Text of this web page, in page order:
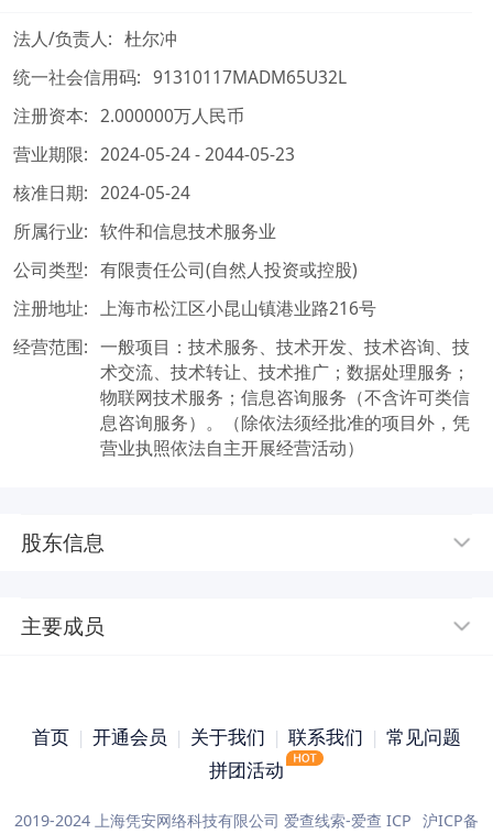
法人/负责人: 杜尔冲
统一社会信用码: 91310117MADM65U32L
注册资本: 2.000000万人民币
营业期限: 2024-05-24 - 2044-05-23
核准日期: 2024-05-24
所属行业: 软件和信息技术服务业
公司类型: 有限责任公司(自然人投资或控股)
注册地址: 上海市松江区小昆山镇港业路216号
经营范围: 一般项目：技术服务、技术开发、技术咨询、技
术交流、技术转让、技术推广；数据处理服务；
物联网技术服务；信息咨询服务（不含许可类信
息咨询服务）。（除依法须经批准的项目外，凭
营业执照依法自主开展经营活动）
股东信息
主要成员
首页 | 开通会员 | 关于我们 | 联系我们 | 常见问题
拼团活动
2019-2024 上海凭安网络科技有限公司 爱查线索-爱查 ICP 沪ICP备